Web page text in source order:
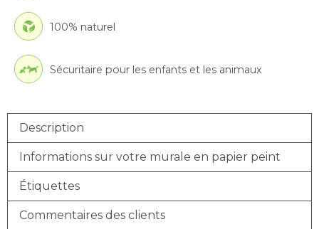
100% naturel
Sécuritaire pour les enfants et les animaux
Description
Informations sur votre murale en papier peint
Étiquettes
Commentaires des clients